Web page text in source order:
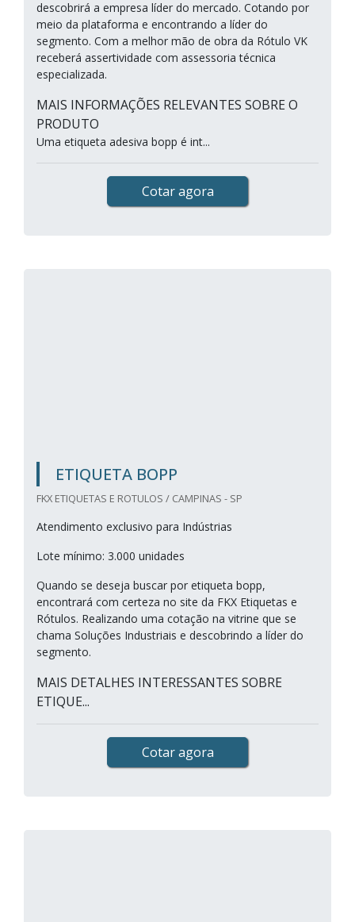
descobrirá a empresa líder do mercado. Cotando por
meio da plataforma e encontrando a líder do
segmento. Com a melhor mão de obra da Rótulo VK
receberá assertividade com assessoria técnica
especializada.
MAIS INFORMAÇÕES RELEVANTES SOBRE O
PRODUTO
Uma etiqueta adesiva bopp é int...
Cotar agora
ETIQUETA BOPP
FKX ETIQUETAS E ROTULOS / CAMPINAS - SP
Atendimento exclusivo para Indústrias
Lote mínimo: 3.000 unidades
Quando se deseja buscar por etiqueta bopp,
encontrará com certeza no site da FKX Etiquetas e
Rótulos. Realizando uma cotação na vitrine que se
chama Soluções Industriais e descobrindo a líder do
segmento.
MAIS DETALHES INTERESSANTES SOBRE
ETIQUE...
Cotar agora